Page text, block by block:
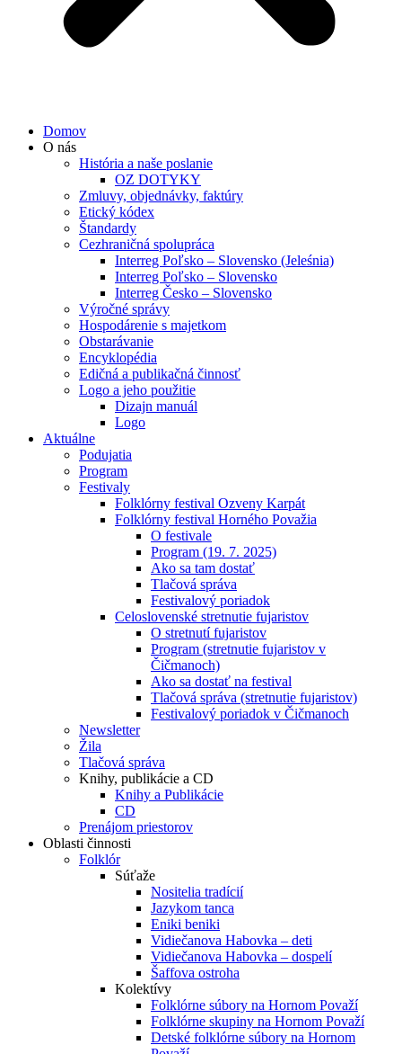
Domov
O nás
História a naše poslanie
OZ DOTYKY
Zmluvy, objednávky, faktúry
Etický kódex
Štandardy
Cezhraničná spolupráca
Interreg Poľsko – Slovensko (Jeleśnia)
Interreg Poľsko – Slovensko
Interreg Česko – Slovensko
Výročné správy
Hospodárenie s majetkom
Obstarávanie
Encyklopédia
Edičná a publikačná činnosť
Logo a jeho použitie
Dizajn manuál
Logo
Aktuálne
Podujatia
Program
Festivaly
Folklórny festival Ozveny Karpát
Folklórny festival Horného Považia
O festivale
Program (19. 7. 2025)
Ako sa tam dostať
Tlačová správa
Festivalový poriadok
Celoslovenské stretnutie fujaristov
O stretnutí fujaristov
Program (stretnutie fujaristov v
Čičmanoch)
Ako sa dostať na festival
Tlačová správa (stretnutie fujaristov)
Festivalový poriadok v Čičmanoch
Newsletter
Žila
Tlačová správa
Knihy, publikácie a CD
Knihy a Publikácie
CD
Prenájom priestorov
Oblasti činnosti
Folklór
Súťaže
Nositelia tradícií
Jazykom tanca
Eniki beniki
Vidiečanova Habovka – deti
Vidiečanova Habovka – dospelí
Šaffova ostroha
Kolektívy
Folklórne súbory na Hornom Považí
Folklórne skupiny na Hornom Považí
Detské folklórne súbory na Hornom